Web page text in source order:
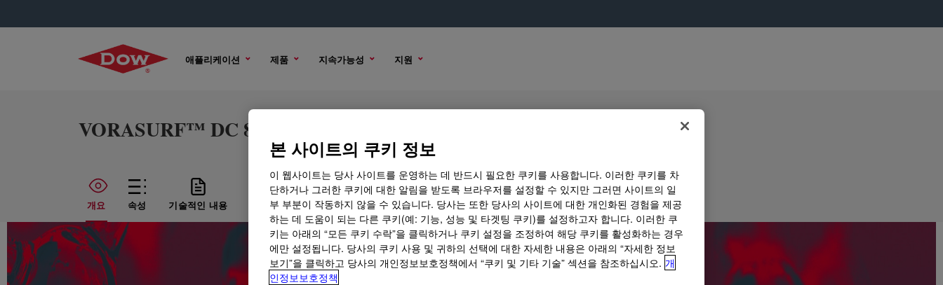
애플리케이션 제품 지속가능성 지원
VORASURF™ DC 8878 Additive
개요 속성 기술적인 내용 샘플 옵션 구매 옵션
본 사이트의 쿠키 정보
이 웹사이트는 당사 사이트를 운영하는 데 반드시 필요한 쿠키를 사용합니다. 이러한 쿠키를 차
단하거나 그러한 쿠키에 대한 알림을 받도록 브라우저를 설정할 수 있지만 그러면 사이트의 일
부 부분이 작동하지 않을 수 있습니다. 당사는 또한 당사의 사이트에 대한 개인화된 경험을 제공
하는 데 도움이 되는 다른 쿠키(예: 기능, 성능 및 타겟팅 쿠키)를 설정하고자 합니다. 이러한 쿠
키는 아래의 “모든 쿠키 수락”을 클릭하거나 쿠키 설정을 조정하여 해당 쿠키를 활성화하는 경우
에만 설정됩니다. 당사의 쿠키 사용 및 귀하의 선택에 대한 자세한 내용은 아래의 “자세한 정보
보기”을 클릭하고 당사의 개인정보보호정책에서 “쿠키 및 기타 기술” 섹션을 참조하십시오. 개
인정보보호정책